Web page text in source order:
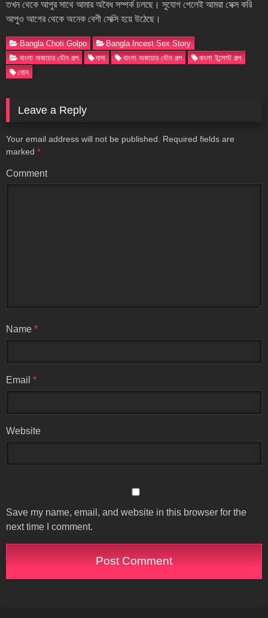
তখন থেকে আপুর সাথে আমার অবৈধ সম্পর্ক চলছে। সুযোগ পেলেই আমরা সেক্স করি
আপুও আগের থেকে অনেক বেশী সেক্সি হয়ে উঠেছে।
Bangla Choti Golpo
Bangla Incest Sex Story
বাংলা অজাচার যৌন গল্প
দাদা বাংলা অজাচার যৌন গল্প
বাংলা ইন্সেস্ট গল্প
বোন
Leave a Reply
Your email address will not be published.
Required fields are
marked *
Comment
Name *
Email *
Website
Save my name, email, and website in this browser for the
next time I comment.